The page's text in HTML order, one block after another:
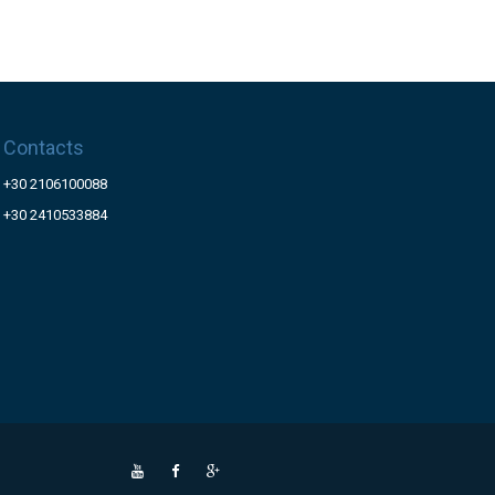
Contacts
+30 2106100088
+30 2410533884